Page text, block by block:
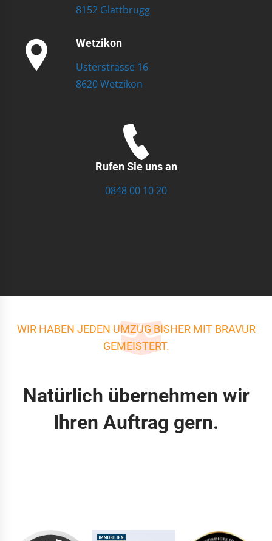
8152 Glattbrugg
Wetzikon
Usterstrasse 16
8620 Wetzikon
Rufen Sie uns an
0848 00 10 20
WIR HABEN JEDEN UMZUG BISHER MIT BRAVUR
GEMEISTERT.
Natürlich übernehmen wir
Ihren Auftrag gern.